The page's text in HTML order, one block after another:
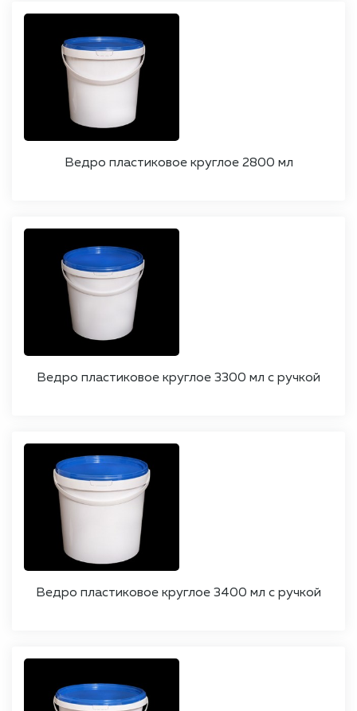
Ведро пластиковое круглое 2800 мл
Ведро пластиковое круглое 3300 мл с ручкой
Ведро пластиковое круглое 3400 мл с ручкой